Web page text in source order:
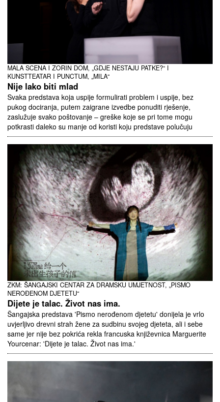
MALA SCENA I ZORIN DOM, „GDJE NESTAJU PATKE?“ I
KUNSTTEATAR I PUNCTUM, „MILA“
Nije lako biti mlad
Svaka predstava koja uspije formulirati problem i uspije, bez
pukog dociranja, putem zaigrane izvedbe ponuditi rješenje,
zaslužuje svako poštovanje – greške koje se pri tome mogu
potkrasti daleko su manje od koristi koju predstave polučuju
ZKM: ŠANGAJSKI CENTAR ZA DRAMSKU UMJETNOST, „PISMO
NEROĐENOM DJETETU“
Dijete je talac. Život nas ima.
Šangajska predstava 'Pismo nerođenom djetetu' donijela je vrlo
uvjerljivo drevni strah žene za sudbinu svojeg djeteta, ali i sebe
same jer nije bez pokrića rekla francuska književnica Marguerite
Yourcenar: 'Dijete je talac. Život nas ima.'